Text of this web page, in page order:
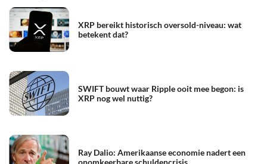
XRP bereikt historisch oversold-niveau: wat
betekent dat?
SWIFT bouwt waar Ripple ooit mee begon: is
XRP nog wel nuttig?
Ray Dalio: Amerikaanse economie nadert een
onomkeerbare schuldencrisis